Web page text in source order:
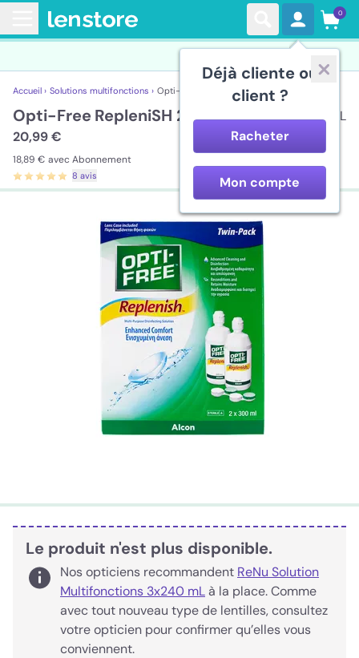
Déjà cliente ou
client ?
Racheter
Mon compte
0
Accueil › Solutions multifonctions › Opti-Free RepleniSH 2x300 mL
Opti-Free RepleniSH 2x300 mL
20,99 €
18,89 € avec Abonnement
8 avis
2x300 mL
Le produit n'est plus disponible.
Nos opticiens recommandent ReNu Solution
Multifonctions 3x240 mLà la place. Comme
avec tout nouveau type de lentilles, consultez
votre opticien pour confirmer qu’elles vous
conviennent.